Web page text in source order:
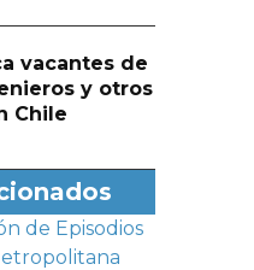
vacantes de
y otros
Chile
de Episodios